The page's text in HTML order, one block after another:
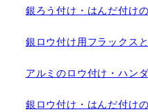
銀ろう付け・はんだ付け
銀ロウ付け用フラックス
アルミのロウ付け・ハン
銀ロウ付け・はんだ付け